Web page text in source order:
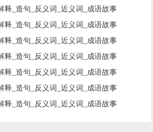
释_造句_反义词_近义词_成语故事
释_造句_反义词_近义词_成语故事
释_造句_反义词_近义词_成语故事
释_造句_反义词_近义词_成语故事
释_造句_反义词_近义词_成语故事
释_造句_反义词_近义词_成语故事
释_造句_反义词_近义词_成语故事